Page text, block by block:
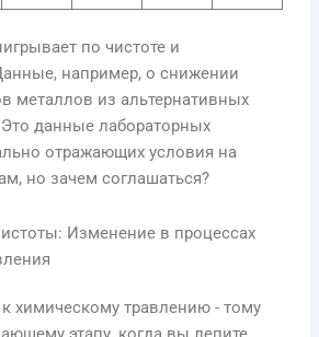
по чистоте и
например, о снижении
металлов из альтернативных
данные лабораторных
отражающих условия на
но зачем соглашаться?
Изменение в процессах
химическому травлению - тому